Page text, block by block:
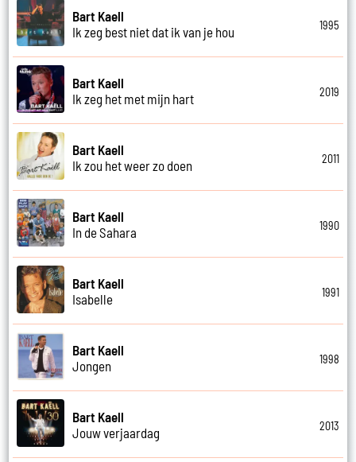
Bart Kaell
Ik zeg best niet dat ik van je hou
1995
Bart Kaell
Ik zeg het met mijn hart
2019
Bart Kaell
Ik zou het weer zo doen
2011
Bart Kaell
In de Sahara
1990
Bart Kaell
Isabelle
1991
Bart Kaell
Jongen
1998
Bart Kaell
Jouw verjaardag
2013